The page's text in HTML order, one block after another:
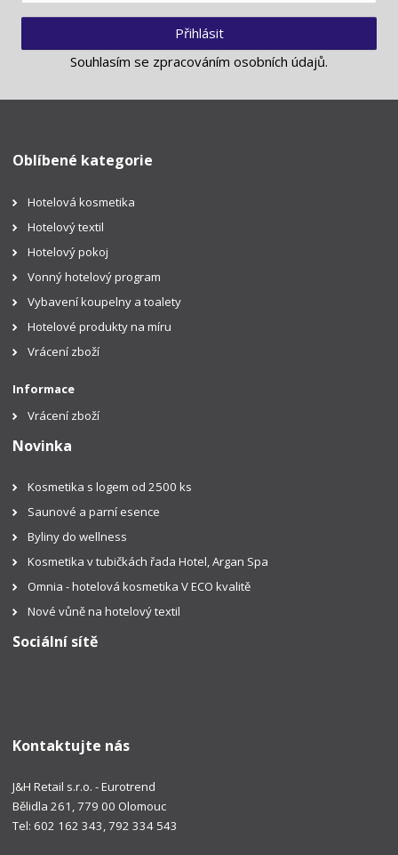
Přihlásit
Souhlasím se zpracováním osobních údajů.
Oblíbené kategorie
Hotelová kosmetika
Hotelový textil
Hotelový pokoj
Vonný hotelový program
Vybavení koupelny a toalety
Hotelové produkty na míru
Vrácení zboží
Informace
Vrácení zboží
Novinka
Kosmetika s logem od 2500 ks
Saunové a parní esence
Byliny do wellness
Kosmetika v tubičkách řada Hotel, Argan Spa
Omnia - hotelová kosmetika V ECO kvalitě
Nové vůně na hotelový textil
Sociální sítě
Kontaktujte nás
J&H Retail s.r.o. - Eurotrend
Bělidla 261, 779 00 Olomouc
Tel: 602 162 343, 792 334 543